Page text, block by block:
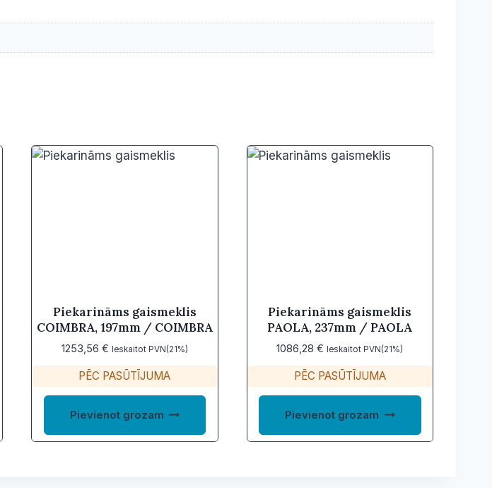
Piekarināms gaismeklis
COIMBRA, 197mm / COIMBRA
1253,56 € Ieskaitot PVN(21%)
PĒC PASŪTĪJUMA
Pievienot grozam
Piekarināms gaismeklis
PAOLA, 237mm / PAOLA
1086,28€ Ieskaitot PVN(21%)
PĒC PASŪTĪJUMA
Pievienot grozam